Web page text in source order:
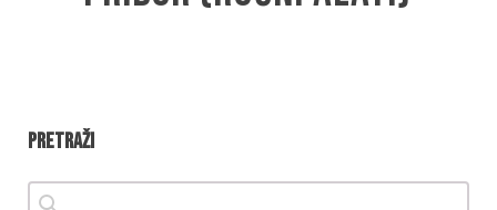
Pretraži
Pretraži
Pretraži